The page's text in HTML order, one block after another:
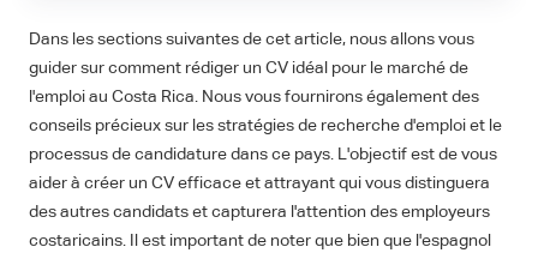
Dans les sections suivantes de cet article, nous allons vous
guider sur comment rédiger un CV idéal pour le marché de
l'emploi au Costa Rica. Nous vous fournirons également des
conseils précieux sur les stratégies de recherche d'emploi et le
processus de candidature dans ce pays. L'objectif est de vous
aider à créer un CV efficace et attrayant qui vous distinguera
des autres candidats et capturera l'attention des employeurs
costaricains. Il est important de noter que bien que l'espagnol